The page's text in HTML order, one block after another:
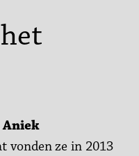
Aniek
vonden ze in 2013